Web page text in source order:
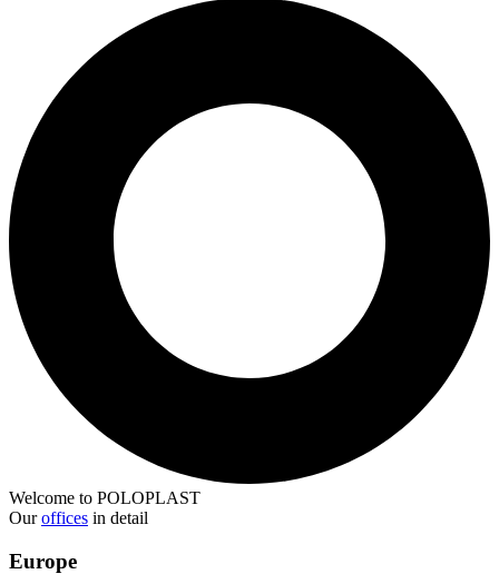
Welcome to POLOPLAST
Ouroffices in detail
Europe